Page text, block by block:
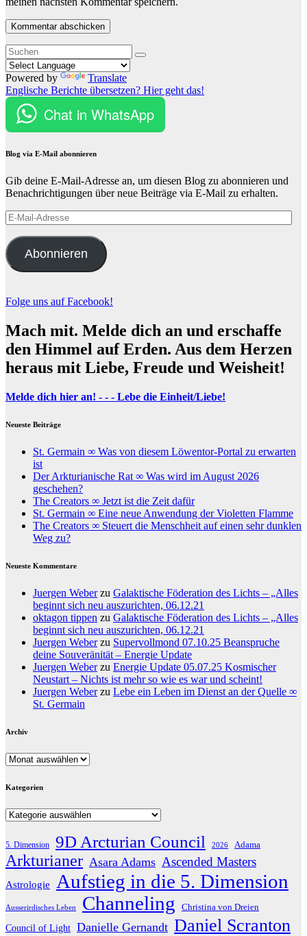
Powered by
Translate
Englische Berichte übersetzen? Hier geht das!
Chat in WhatsApp
Blog via E-Mail abonnieren
Gib deine E-Mail-Adresse an, um diesen Blog zu abonnieren und
Benachrichtigungen über neue Beiträge via E-Mail zu erhalten.
E-
Mail-
Adresse
Abonnieren
Folge uns auf Facebook!
Mach mit. Melde dich an und erschaffe
den Himmel auf Erden. Aus dem Herzen
heraus mit Liebe, Freude und Weisheit!
Melde dich hier an! - - - Lebe die Einheit/Liebe!
Neueste Beiträge
St. Germain ∞ Was von diesem Löwentor-Portal zu erwarten
ist
Der Arkturianische Rat ∞ Was wird im August 2026
geschehen?
The Creators ∞ Jetzt ist die Zeit dafür
St. Germain ∞ Eine neue Anwendung der Violetten Flamme
The Creators ∞ Steuert die Menschheit auf einen sehr dunklen
Weg zu?
Neueste Kommentare
Juergen Weberzu Galaktische Föderation des Lichts – „Alles
beginnt sich neu auszurichten, 06.12.21
oktagon tippen zu Galaktische Föderation des Lichts – „Alles
beginnt sich neu auszurichten, 06.12.21
Juergen Weberzu Supervollmond 07.10.25 Beanspruche
deine Souveränität – Energie Update
Juergen Weberzu Energie Update 05.07.25 Kosmischer
Neustart – Nichts ist mehr so wie es war und scheint!
Juergen Weberzu Lebe ein Leben im Dienst an der Quelle ∞
St. Germain
Archiv
Archiv
Kategorien
Kategorien
5. Dimension 9D Arcturian Council 2026 Adama
Arkturianer Asara Adams Ascended Masters
Astrologie Aufstieg in die 5. Dimension
Ausserirdisches Leben Channeling Christina von Dreien
Council of Light Danielle Gernandt Daniel Scranton